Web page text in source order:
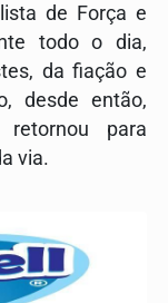
de Força e
todo o dia,
da fiação e
desde então,
retornou para
via.